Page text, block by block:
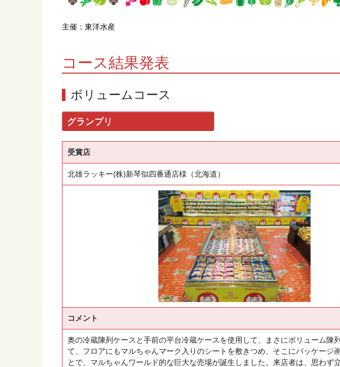
主催：東洋水産
コース結果発表
ボリュームコース
グランプリ
受賞店
北雄ラッキー(株)新琴似四番通店様（北海道）
コメント
奥の冷蔵陳列ケースと手前の平台冷蔵ケースを使用して、まさにボリューム陳
て、フロアにもマルちゃんマーク入りのシートを敷きつめ、そこにパッケージ
とで、マルちゃんワールド的な巨大な売場が誕生しました。来店者は、思わず